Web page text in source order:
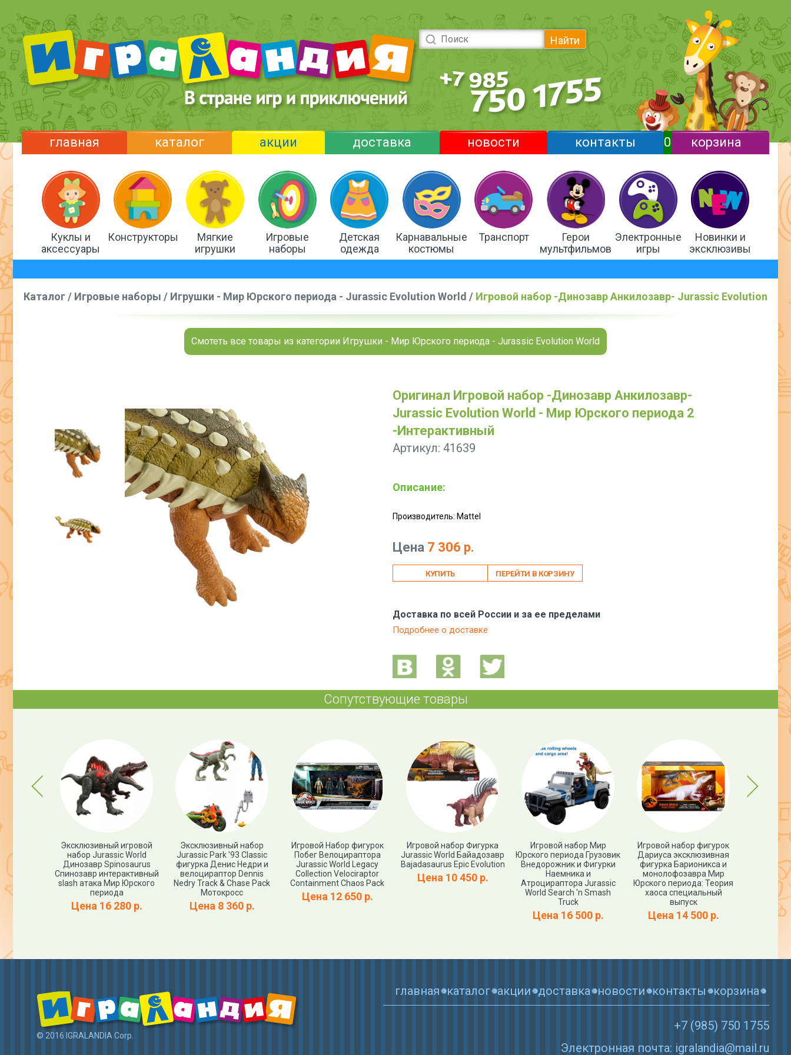
Найти
главная каталог акции доставка новости контакты 0 корзина
Куклы и
аксессуары
Конструкторы
Мягкие
игрушки
Игровые
наборы
Детская
одежда
Карнавальные
костюмы
Транспорт
Герои
мультфильмов
Электронные
игры
Новинки и
эксклюзивы
Каталог / Игровые наборы / Игрушки - Мир Юрского периода - Jurassic Evolution World / Игровой набор -Динозавр Анкилозавр- Jurassic Evolution
Смотеть все товары из категории Игрушки - Мир Юрского периода - Jurassic Evolution World
Оригинал Игровой набор -Динозавр Анкилозавр-
Jurassic Evolution World - Мир Юрского периода 2
-Интерактивный
Артикул: 41639
Описание:
Производитель: Mattel
Цена 7 306 р.
ПЕРЕЙТИ В КОРЗИНУ
Доставка по всей России и за ее пределами
Подробнее о доставке
Сопутствующие товары
Previous
World
Эксклюзивный игровой
набор Jurassic World
Динозавр Spinosaurus
Спинозавр интерактивный
slash атака Мир Юрского
периода
Цена 16 280 р.
Эксклюзивный набор
Jurassic Park '93 Classic
фигурка Денис Недри и
велоцираптор Dennis
Nedry Track & Chase Pack
Мотокросс
Цена 8 360 р.
Игровой Набор фигурок
Побег Велоцираптора
Jurassic World Legacy
Collection Velociraptor
Containment Chaos Pack
Цена 12 650 р.
Игровой набор Фигурка
Jurassic World Байадозавр
Bajadasaurus Epic Evolution
Цена 10 450 р.
Игровой набор Мир
Юрского периода Грузовик
Внедорожник и Фигурки
Наемника и
Атроцираптора Jurassic
World Search 'n Smash
Truck
Цена 16 500 р.
Игровой набор фигурок
Дариуса эксклюзивная
фигурка Барионикса и
монолофозавра Мир
Юрского периода: Теория
хаоса специальный
выпуск
Цена 14 500 р.
World
Next
© 2016 IGRALANDIA Corp.
главная каталог акции доставка новости контакты корзина
+7 (985) 750 1755
Электронная почта: igralandia@mail.ru